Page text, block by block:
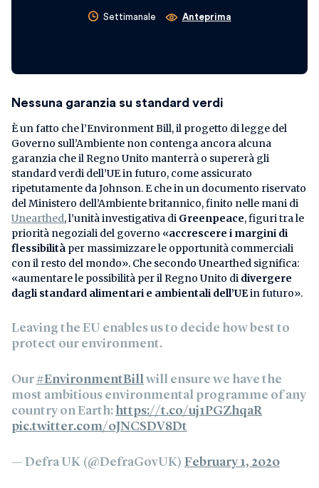
Settimanale Anteprima
Nessuna garanzia su standard verdi
È un fatto che l’Environment Bill, il progetto di legge del
Governo sull’Ambiente non contenga ancora alcuna
garanzia che il Regno Unito manterrà o supererà gli
standard verdi dell’UE in futuro, come assicurato
ripetutamente da Johnson. E che in un documento riservato
del Ministero dell’Ambiente britannico, finito nelle mani di
Unearthed, l’unità investigativa di Greenpeace, figuri tra le
priorità negoziali del governo «accrescere i margini di
flessibilità per massimizzare le opportunità commerciali
con il resto del mondo». Che secondo Unearthed significa:
«aumentare le possibilità per il Regno Unito di divergere
dagli standard alimentari e ambientali dell’UEin futuro».
Leaving the EU enables us to decide how best to
protect our environment.
Our#EnvironmentBillwill ensure we have the
most ambitious environmental programme of any
country on Earth: https://t.co/uj1PGZhqaR
pic.twitter.com/0JNCSDV8Dt
— Defra UK (@DefraGovUK) February 1, 2020